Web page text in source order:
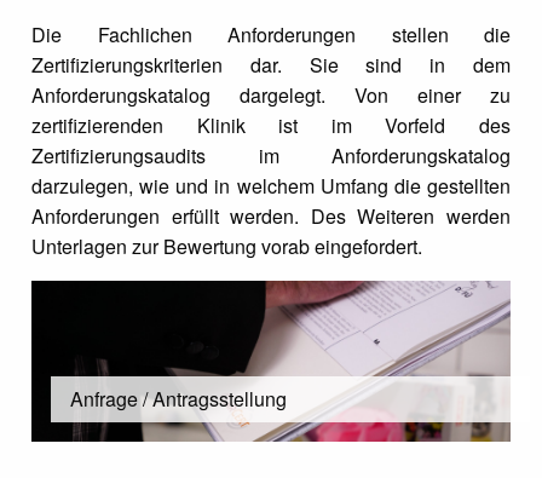
Die Fachlichen Anforderungen stellen die
Zertifizierungskriterien dar. Sie sind in dem
Anforderungskatalog dargelegt. Von einer zu
zertifizierenden Klinik ist im Vorfeld des
Zertifizierungsaudits im Anforderungskatalog
darzulegen, wie und in welchem Umfang die gestellten
Anforderungen erfüllt werden. Des Weiteren werden
Unterlagen zur Bewertung vorab eingefordert.
Anfrage / Antragsstellung